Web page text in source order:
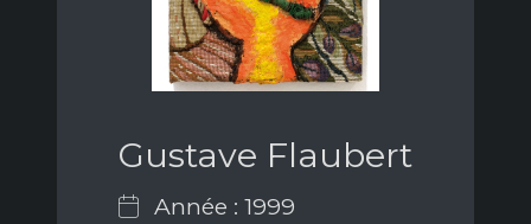
Gustave Flaubert
Année : 1999